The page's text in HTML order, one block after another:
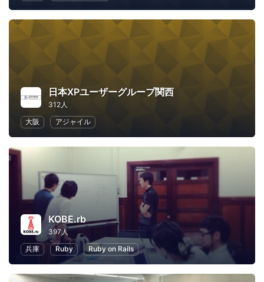
日本XPユーザーグループ関西
312人
大阪
アジャイル
KOBE.rb
397人
兵庫
Ruby Ruby on Rails